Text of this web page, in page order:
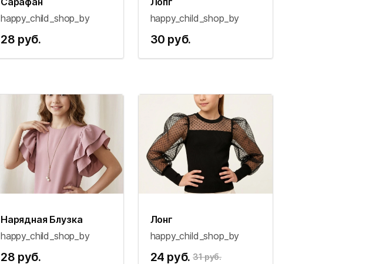
happy_child_shop_by
28 руб.
happy_child_shop_by
30 руб.
Нарядная Блузка
happy_child_shop_by
28 руб.
Лонг
happy_child_shop_by
24 руб. 31 руб.